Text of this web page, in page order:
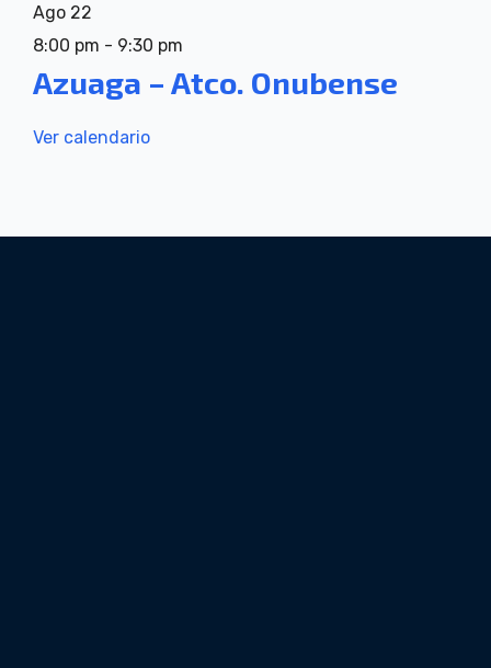
Ago 22
8:00 pm - 9:30 pm
Azuaga – Atco. Onubense
Ver calendario